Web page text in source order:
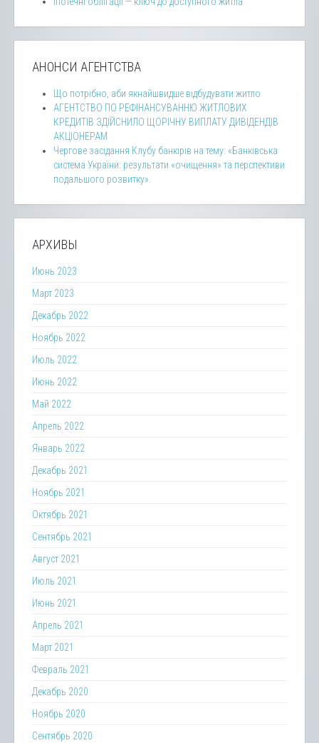
АНОНСИ АГЕНТСТВА
Що потрібно, аби якнайшвидше відбудувати житло
АГЕНТСТВО ПО РЕФІНАНСУВАННЮ ЖИТЛОВИХ
КРЕДИТІВ ЗДІЙСНИЛО ЩОРІЧНУ ВИПЛАТУ ДИВІДЕНДІВ
АКЦІОНЕРАМ
Чергове засідання Клубу банкірів на тему: «Банківська
система України: результати «очищення» та перспективи
подальшого розвитку».
АРХИВЫ
Июнь 2023
Март 2023
Декабрь 2022
Ноябрь 2022
Июль 2022
Июнь 2022
Май 2022
Апрель 2022
Январь 2022
Декабрь 2021
Ноябрь 2021
Октябрь 2021
Сентябрь 2021
Август 2021
Июль 2021
Июнь 2021
Апрель 2021
Март 2021
Февраль 2021
Декабрь 2020
Ноябрь 2020
Сентябрь 2020